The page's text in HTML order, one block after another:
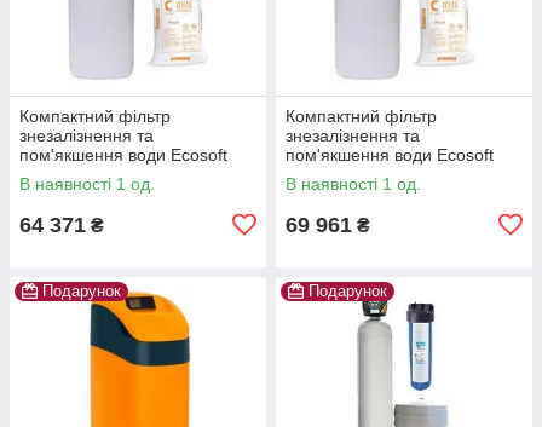
Компактний фільтр
знезалізнення та
пом'якшення води Ecosoft
Titanium Gold 250
В наявності 1 од.
64 371 ₴
Компактний фільтр
знезалізнення та
пом'якшення води Ecosoft
Titanium Gold 370
В наявності 1 од.
69 961 ₴
Подарунок Подарунок